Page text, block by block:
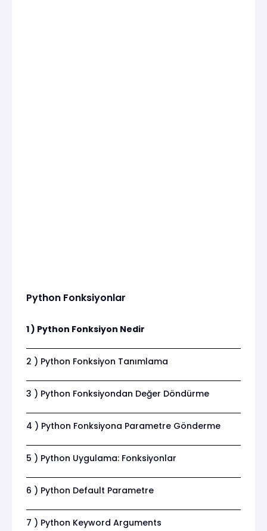
Python Fonksiyonlar
1 ) Python Fonksiyon Nedir
2 ) Python Fonksiyon Tanımlama
3 ) Python Fonksiyondan Değer Döndürme
4 ) Python Fonksiyona Parametre Gönderme
5 ) Python Uygulama: Fonksiyonlar
6 ) Python Default Parametre
7 ) Python Keyword Arguments